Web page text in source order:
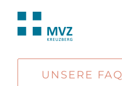
Zum
Inhalt
UNSERE FAQ